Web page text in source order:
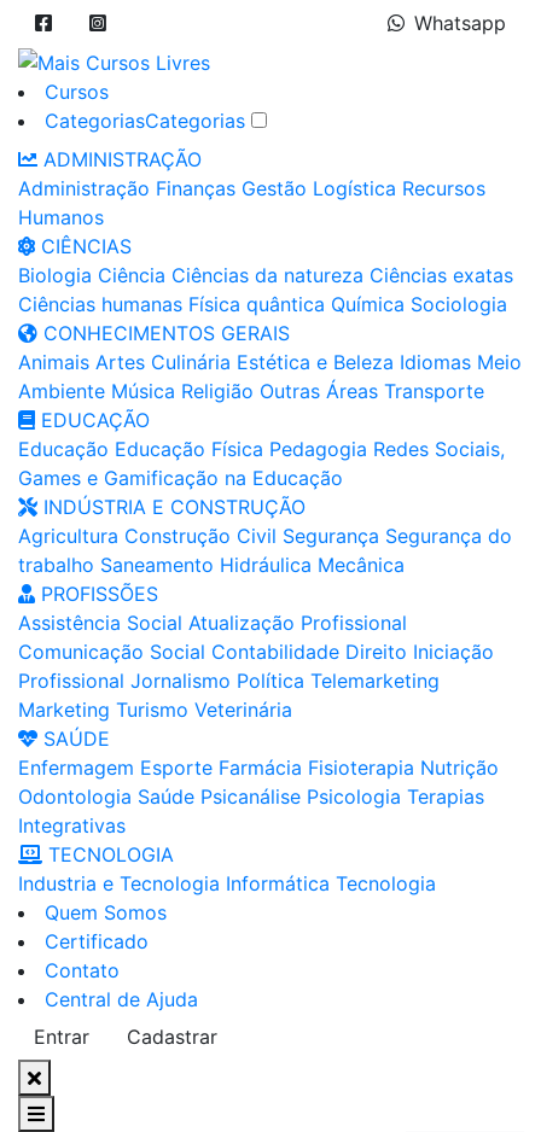
Whatsapp
Cursos
CategoriasCategorias
ADMINISTRAÇÃO
Administração Finanças Gestão Logística Recursos
Humanos
CIÊNCIAS
Biologia Ciência Ciências da natureza Ciências exatas
Ciências humanas Física quântica Química Sociologia
CONHECIMENTOS GERAIS
Animais Artes Culinária Estética e Beleza Idiomas Meio
Ambiente Música Religião Outras Áreas Transporte
EDUCAÇÃO
Educação Educação Física Pedagogia Redes Sociais,
Games e Gamificação na Educação
INDÚSTRIA E CONSTRUÇÃO
Agricultura Construção Civil Segurança Segurança do
trabalho Saneamento Hidráulica Mecânica
PROFISSÕES
Assistência Social Atualização Profissional
Comunicação Social Contabilidade Direito Iniciação
Profissional Jornalismo Política Telemarketing
Marketing Turismo Veterinária
SAÚDE
Enfermagem Esporte Farmácia Fisioterapia Nutrição
Odontologia Saúde Psicanálise Psicologia Terapias
Integrativas
TECNOLOGIA
Industria e Tecnologia Informática Tecnologia
Quem Somos
Certificado
Contato
Central de Ajuda
Entrar
Cadastrar